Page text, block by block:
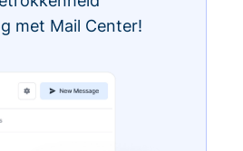
met Mail Center!